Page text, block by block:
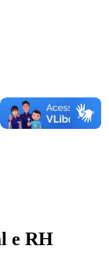
e RH